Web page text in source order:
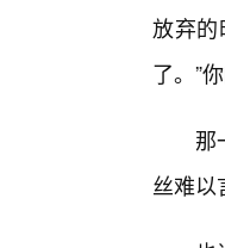
放弃的
了。”
那
丝难以